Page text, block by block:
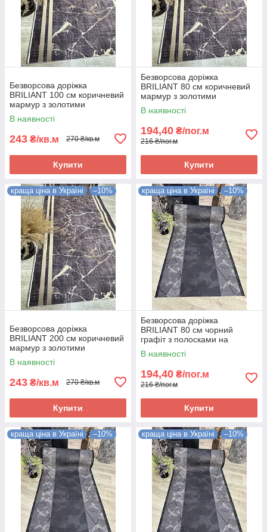
Безворсова доріжка
BRILIANT 100 см коричневий
мармур з золотими
полосками на підлогу на
кухню, в коридор
В наявності
243 ₴/кв.м 270 ₴/кв.м
Купити
Безворсова доріжка
BRILIANT 80 см коричневий
мармур з золотими
полосками на підлогу на
кухню, в коридор
В наявності
194,40 ₴/пог.м
216 ₴/пог.м
Купити
краща ціна в Україні –10%
Безворсова доріжка
BRILIANT 200 см коричневий
мармур з золотими
полосками на підлогу на
кухню, в коридор
В наявності
243 ₴/кв.м 270 ₴/кв.м
Купити
краща ціна в Україні –10%
Безворсова доріжка
BRILIANT 80 см чорний
графіт з полосками на
підлогу на кухню, в коридор
В наявності
194,40 ₴/пог.м
216 ₴/пог.м
Купити
краща ціна в Україні –10% краща ціна в Україні –10%